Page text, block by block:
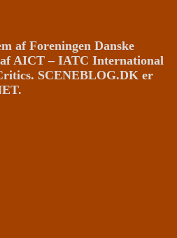
af Foreningen Danske
AICT – IATC International
SCENEBLOG.DK er